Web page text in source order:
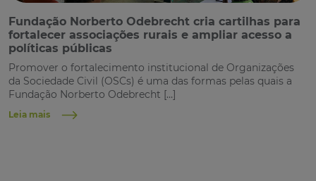
Fundação Norberto Odebrecht cria cartilhas para
fortalecer associações rurais e ampliar acesso a
políticas públicas
Promover o fortalecimento institucional de Organizações
da Sociedade Civil (OSCs) é uma das formas pelas quais a
Fundação Norberto Odebrecht […]
Leia mais